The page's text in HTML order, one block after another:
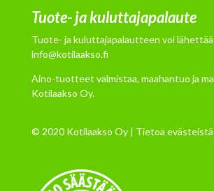
Tuote- ja kuluttajapalaute
Tuote- ja kuluttajapalautteen voi
info@kotilaakso.fi
Aino-tuotteet valmistaa, maahantuo ja
Kotilaakso Oy.
© 2020 Kotilaakso Oy | Tietoa evästeistä